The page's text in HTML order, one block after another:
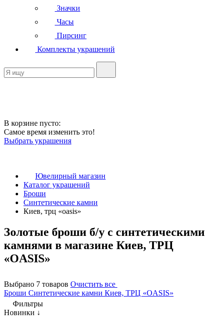
Значки
Часы
Пирсинг
Комплекты украшений
В корзине пусто:
Самое время изменить это!
Выбрать украшения
Ювелирный магазин
Каталог украшений
Броши
Синтетические камни
Киев, трц «oasis»
Золотые броши б/у с синтетическими
камнями в магазине Киев, ТРЦ
«OASIS»
Выбрано 7 товаров Очистить все
Броши Синтетические камни Киев, ТРЦ «OASIS»
Фильтры
Новинки ↓